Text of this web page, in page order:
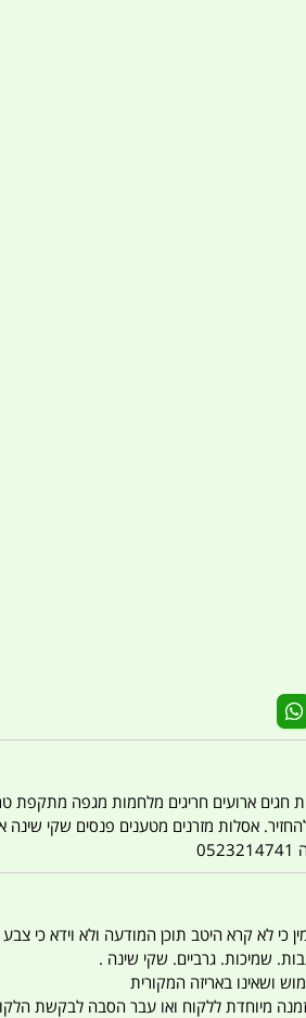
אסלות מזרנים מטענים פנסים שקי
כי לא קרא היטב תוכן המודעה ולא וידא
שמיכות. גרביים. שקי שינה .
ושאינו באריזה המקורית
מיוחדת ללקוח ואו עבר הסבה לבקשת